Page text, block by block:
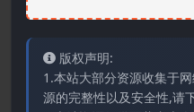
版权声明:
1.本站大部分资源收集于
源的完整性以及安全性,请